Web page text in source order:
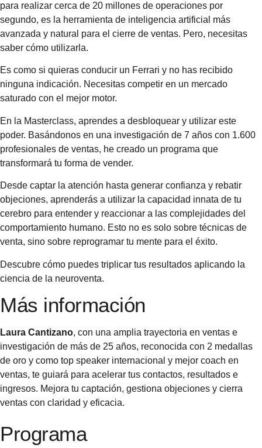
para realizar cerca de 20 millones de operaciones por
segundo, es la herramienta de inteligencia artificial más
avanzada y natural para el cierre de ventas. Pero, necesitas
saber cómo utilizarla.
Es como si quieras conducir un Ferrari y no has recibido
ninguna indicación. Necesitas competir en un mercado
saturado con el mejor motor.
En la Masterclass, aprendes a desbloquear y utilizar este
poder. Basándonos en una investigación de 7 años con 1.600
profesionales de ventas, he creado un programa que
transformará tu forma de vender.
Desde captar la atención hasta generar confianza y rebatir
objeciones, aprenderás a utilizar la capacidad innata de tu
cerebro para entender y reaccionar a las complejidades del
comportamiento humano. Esto no es solo sobre técnicas de
venta, sino sobre reprogramar tu mente para el éxito.
Descubre cómo puedes triplicar tus resultados aplicando la
ciencia de la neuroventa.
Más información
Laura Cantizano, con una amplia trayectoria en ventas e
investigación de más de 25 años, reconocida con 2 medallas
de oro y como top speaker internacional y mejor coach en
ventas, te guiará para acelerar tus contactos, resultados e
ingresos. Mejora tu captación, gestiona objeciones y cierra
ventas con claridad y eficacia.
Programa